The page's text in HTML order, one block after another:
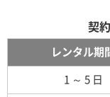
契
レンタル期
1 ～ 5 日